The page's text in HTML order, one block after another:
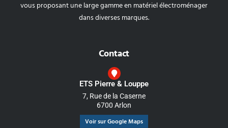
vous proposant une large gamme en matériel électroménager
dans diverses marques.
Contact
ETS Pierre & Louppe
7, Rue de la Caserne
6700 Arlon
Voir sur Google Maps